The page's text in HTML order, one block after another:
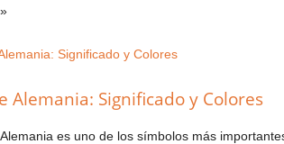
Alemania: Significado y Colores
es uno de los símbolos más